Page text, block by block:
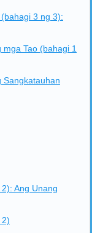
3 ng 3):
Tao (bahagi 1
Sangkatauhan
Ang Unang